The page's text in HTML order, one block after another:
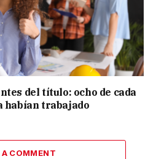
del título: ocho de cada
habían trabajado
COMMENT